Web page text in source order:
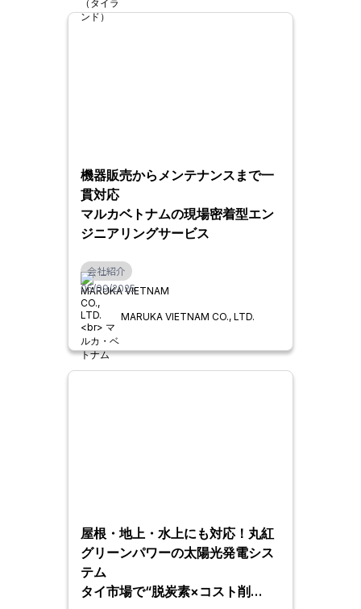
機器販売からメンテナンスまで一
貫対応
マルカベトナムの現場密着型エン
ジニアリングサービス
会社紹介
05/09/2025
MARUKA VIETNAM CO., LTD.
屋根・地上・水上にも対応！丸紅
グリーンパワーの太陽光発電シス
テム
タイ市場で“脱炭素×コスト削